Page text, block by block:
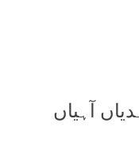
آہیاں